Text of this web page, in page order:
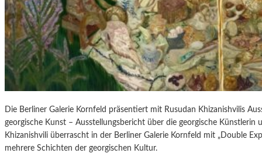
H
E
S
T
E
R
P
I
E
T
R
Die Berliner Galerie Kornfeld präsentiert mit Rusudan Khizanishvilis
georgische Kunst – Ausstellungsbericht über die georgische Künstlerin
Khizanishvili überrascht in der Berliner Galerie Kornfeld mit „Double
mehrere Schichten der georgischen Kultur.